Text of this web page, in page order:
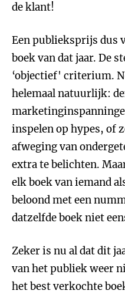
de klant!
Een publieksprijs dus
boek van dat jaar. De
‘objectief' criterium.
helemaal natuurlijk:
inspelen op hypes, of
afweging van
extra te belichten.
elk boek van iemand
beloond met een
datzelfde boek niet
Zeker is nu al dat dit
van het publiek weer
het best verkochte